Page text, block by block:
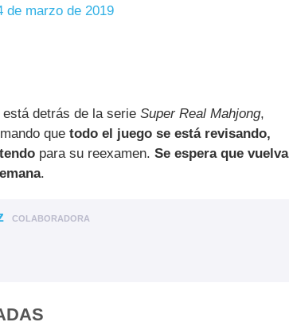
de marzo de 2019
detrás de la serie Super Real Mahjong,
que todo el juego se está revisando,
para su reexamen. Se espera que vuelva
.
COLABORADORA